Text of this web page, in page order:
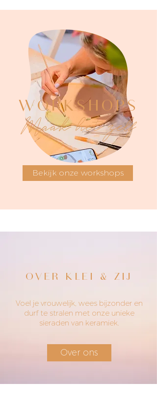
WORKSHOPS
Maak het zelf
Bekijk onze workshops
OVER KLEI & ZIJ
Voel je vrouwelijk, wees bijzonder en
durf te stralen met onze unieke
sieraden van keramiek.
Over ons